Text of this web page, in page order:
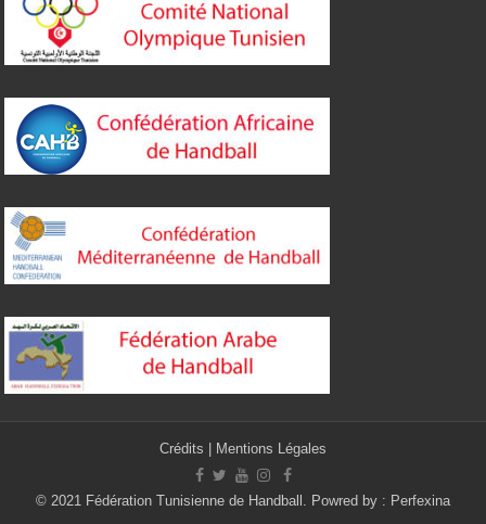
Crédits Mentions Légales
© 2021 Fédération Tunisienne de Handball. Powred by : Perfexina